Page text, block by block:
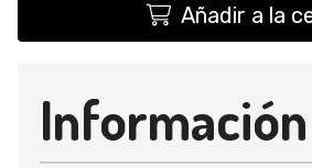
Añadir a la
Información